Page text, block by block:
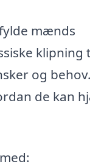
mænds
klipning
og
de kan